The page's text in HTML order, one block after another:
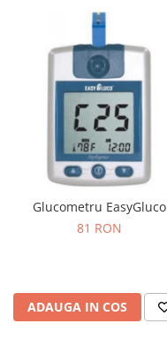
Glucometru EasyGluco
81 RON
ADAUGA IN COS